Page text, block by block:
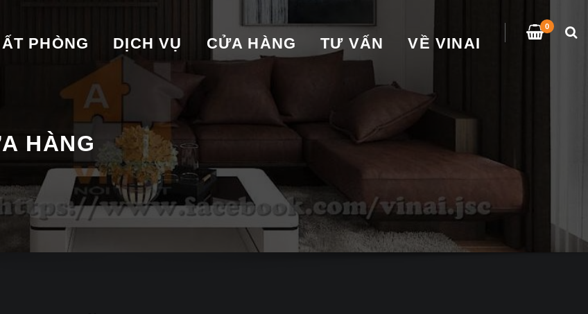
PHÒNG DỊCH VỤ CỬA HÀNG TƯ VẤN VỀ VINAI
0
HÀNG